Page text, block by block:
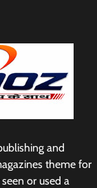
and
theme for
or used a